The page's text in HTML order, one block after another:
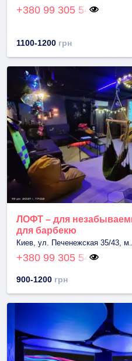
+380 99 305 54
1100-1200 грн
ЛОФТ – для
для барбекю
Киев, ул. Печенежская 35/43,
+380 99 305 54
900-1200 грн